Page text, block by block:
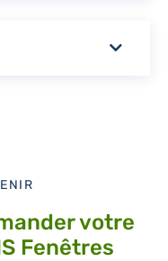
votre
Fenêtres